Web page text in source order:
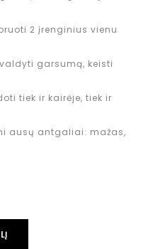
2 įrenginius vienu
garsumą, keisti
tiek ir kairėje, tiek ir
ausų antgaliai: mažas,